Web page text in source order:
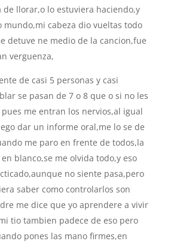
de llorar,o lo estuviera haciendo,y
mundo,mi cabeza dio vueltas todo
detuve ne medio de la cancion,fue
verguenza,
de casi 5 personas y casi
se pasan de 7 o 8 que o si no les
me entran los nervios,al igual
dar un informe oral,me lo se de
me paro en frente de todos,la
blanco,se me olvida todo,y eso
no siente pasa,pero
saber como controlarlos son
me dice que yo aprendere a vivir
tio tambien padece de eso pero
pones las mano firmes,en